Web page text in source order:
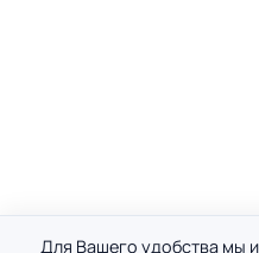
Для Вашего удобства мы